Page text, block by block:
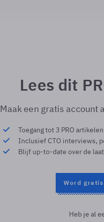
Lees dit
Maak een gratis account
Toegang tot 3 PRO
Inclusief CTO interviews,
Blijf up-to-date over de
Word
Heb je al